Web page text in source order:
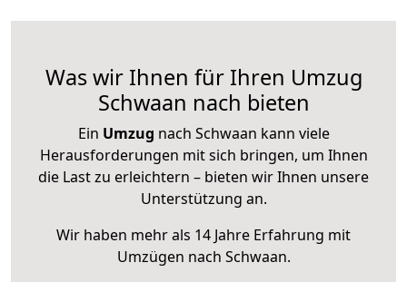
Was wir Ihnen für Ihren Umzug
Schwaan nach bieten
Ein Umzug nach Schwaan kann viele
Herausforderungen mit sich bringen, um Ihnen
die Last zu erleichtern – bieten wir Ihnen unsere
Unterstützung an.
Wir haben mehr als 14 Jahre Erfahrung mit
Umzügen nach Schwaan.